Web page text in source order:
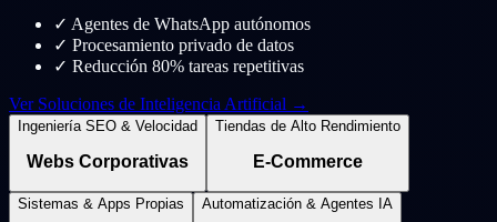
✓ Agentes de WhatsApp autónomos
✓ Procesamiento privado de datos
✓ Reducción 80% tareas repetitivas
Ver Soluciones de Inteligencia Artificial →
Ingeniería SEO & Velocidad
Webs Corporativas
Tiendas de Alto Rendimiento
E-Commerce
Sistemas & Apps Propias Automatización & Agentes IA